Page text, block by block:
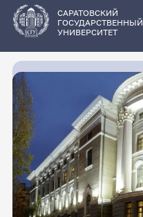
основному
содержанию
САРАТОВСКИЙ
ГОСУДАРСТВЕННЫЙ
УНИВЕРСИТЕТ